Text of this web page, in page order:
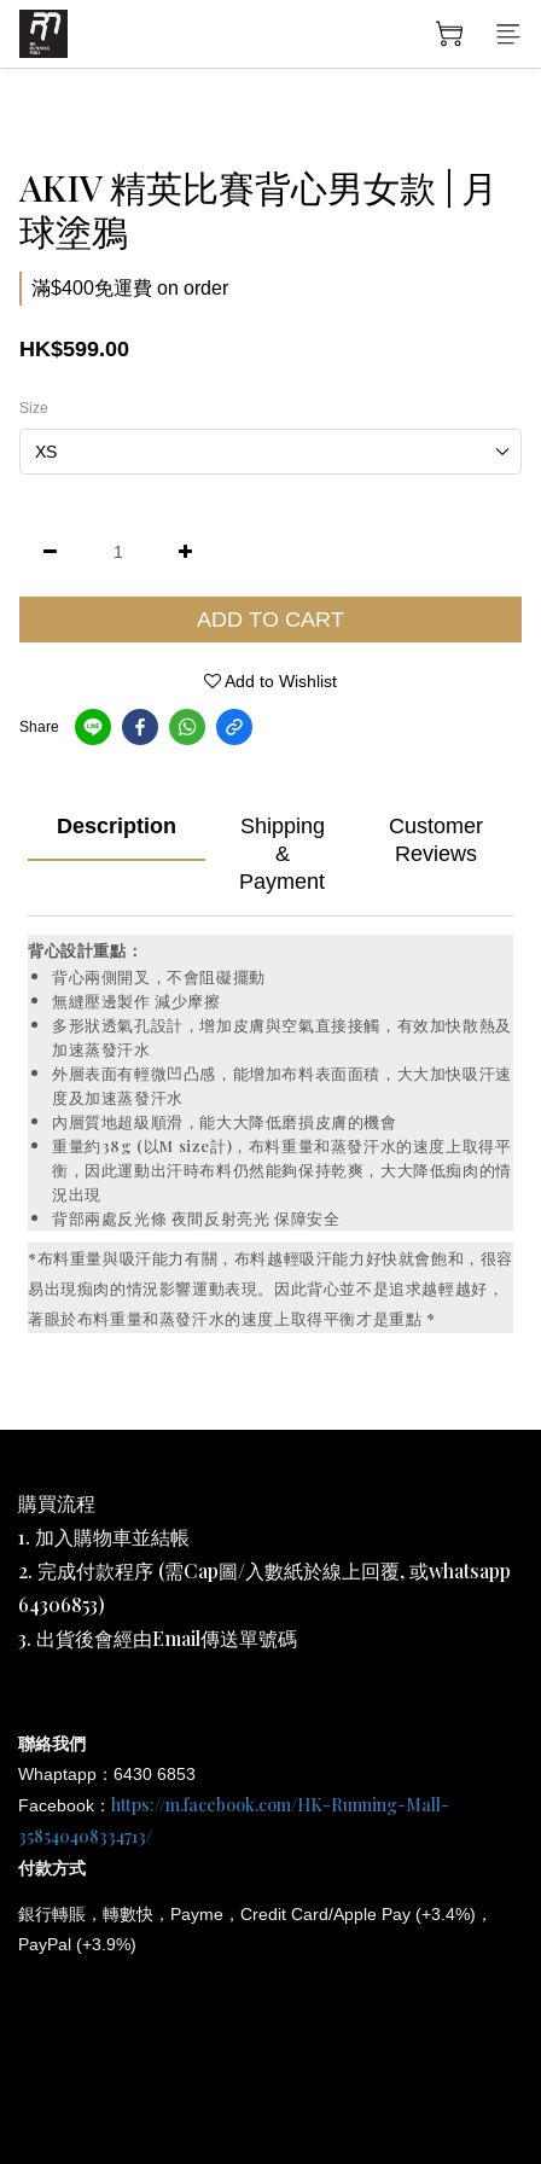
AKIV 精英比賽背心男女款 | 月
球塗鴉
滿$400免運費 on order
HK$599.00
Size
ADD TO CART
Add to Wishlist
Share
Description
Shipping
&
Payment
Customer
Reviews
背心設計重點：
背心兩側開叉，不會阻礙擺動
無縫壓邊製作 減少摩擦
多形狀透氣孔設計，增加皮膚與空氣直接接觸，有效加快散熱及
加速蒸發汗水
外層表面有輕微凹凸感，能增加布料表面面積，大大加快吸汗速
度及加速蒸發汗水
內層質地超級順滑，能大大降低磨損皮膚的機會
重量約38g (以M size計)，布料重量和蒸發汗水的速度上取得平
衡，因此運動出汗時布料仍然能夠保持乾爽，大大降低痴肉的情
況出現
背部兩處反光條 夜間反射亮光 保障安全
*布料重量與吸汗能力有關，布料越輕吸汗能力好快就會飽和，很容
易出現痴肉的情況影響運動表現。因此背心並不是追求越輕越好，
著眼於布料重量和蒸發汗水的速度上取得平衡才是重點 *
購買流程
1. 加入購物車並結帳
2. 完成付款程序 (需Cap圖/入數紙於線上回覆, 或whatsapp
64306853)
3. 出貨後會經由Email傳送單號碼
聯絡我們
Whaptapp：6430 6853
Facebook： https://m.facebook.com/HK-Running-Mall-
358540408334713/
付款方式
銀行轉賬，轉數快，Payme，Credit Card/Apple Pay (+3.4%)，
PayPal (+3.9%)